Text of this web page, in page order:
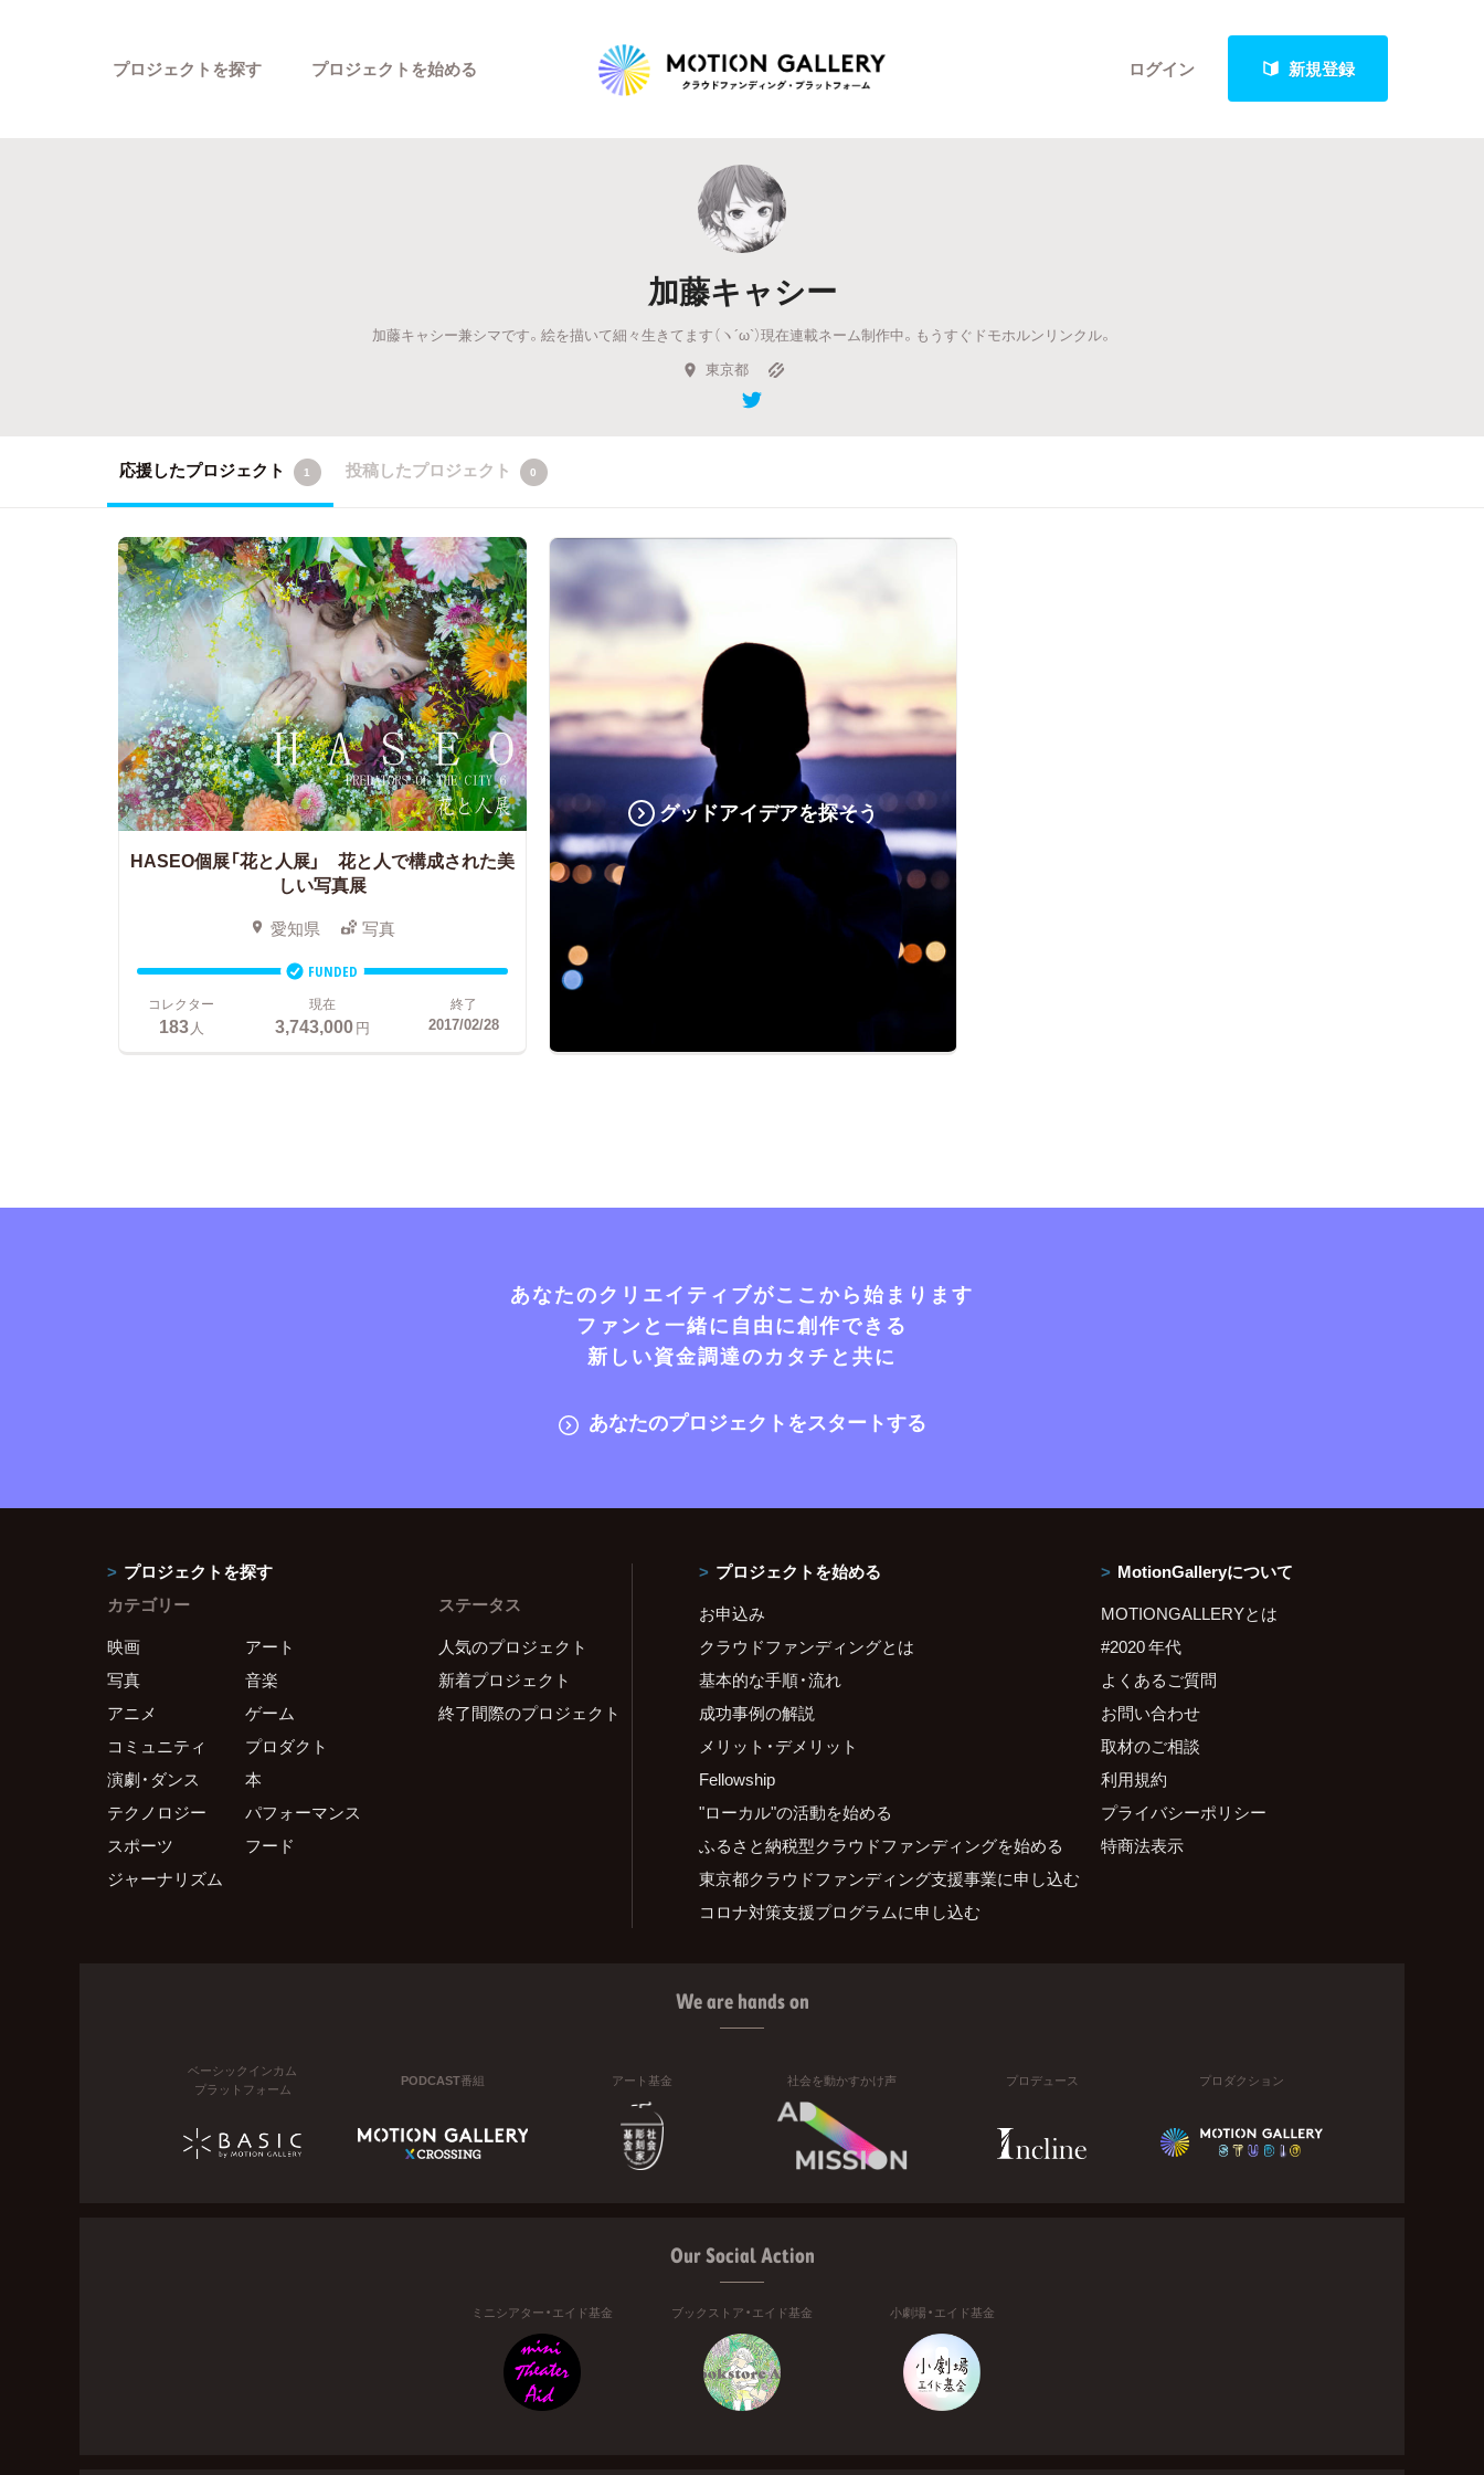
ログイン 新規登録
プロジェクトを探す
Highlight
新着プロジェクト
Feature
カテゴリーから探す タグから探す キュレーターから探す 特集から探す 最新進捗報告から探す
Legendary
プロジェクトを始める
加藤キャシー
加藤キャシー兼シマです。絵を描いて細々生きてます（ヽ´ω`）現在連載ネーム制作中。もうすぐドモホルンリンクル。
東京都
応援したプロジェクト 1 投稿したプロジェクト 0
HASEO個展「花と人展」 花と人で構成された美
しい写真展
愛知県 写真
FUNDED
コレクター
183人
現在
3,743,000円
終了
2017/02/28
グッドアイデアを探そう
あなたのクリエイティブがここから始まります
ファンと一緒に自由に創作できる
新しい資金調達のカタチと共に
あなたのプロジェクトをスタートする
プロジェクトを探す
カテゴリー
映画
アート
写真
音楽
アニメ
ゲーム
コミュニティ
プロダクト
演劇・ダンス
本
テクノロジー
パフォーマンス
スポーツ
フード
ジャーナリズム
ステータス
人気のプロジェクト
新着プロジェクト
終了間際のプロジェクト
プロジェクトを始める
お申込み
クラウドファンディングとは
基本的な手順・流れ
成功事例の解説
メリット・デメリット
Fellowship
"ローカル"の活動を始める
ふるさと納税型クラウドファンディングを始める
東京都クラウドファンディング支援事業に申し込む
コロナ対策支援プログラムに申し込む
MotionGalleryについて
MOTIONGALLERYとは
#2020 年代
よくあるご質問
お問い合わせ
取材のご相談
利用規約
プライバシーポリシー
特商法表示
We are hands on
ベーシックインカム
プラットフォーム
PODCAST番組 アート基金 社会を動かすかけ声 プロデュース プロダクション
Our Social Action
ミニシアター・エイド基金 ブックストア・エイド基金 小劇場・エイド基金